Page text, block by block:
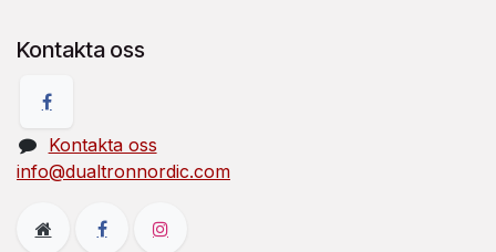
Kontakta oss
Kontakta oss
info@dualtronnordic.com